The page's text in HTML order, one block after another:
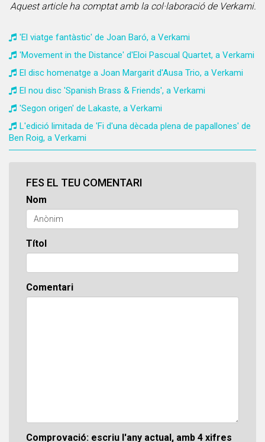
Aquest article ha comptat amb la col·laboració de Verkami.
'El viatge fantàstic' de Joan Baró, a Verkami
'Movement in the Distance' d'Eloi Pascual Quartet, a Verkami
El disc homenatge a Joan Margarit d'Ausa Trio, a Verkami
El nou disc 'Spanish Brass & Friends', a Verkami
'Segon origen' de Lakaste, a Verkami
L'edició limitada de 'Fi d'una dècada plena de papallones' de
Ben Roig, a Verkami
FES EL TEU COMENTARI
Nom
Títol
Comentari
Comprovació: escriu l'any actual, amb 4 xifres